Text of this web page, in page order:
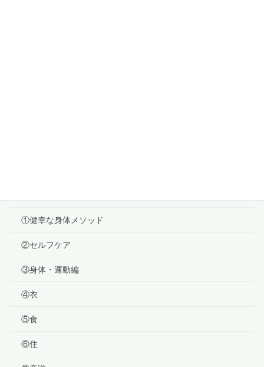
①健幸な身体メソッド
②セルフケア
③身体・運動編
④衣
⑤食
⑥住